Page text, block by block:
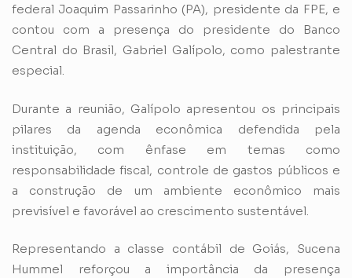
federal Joaquim Passarinho (PA), presidente da FPE, e
contou com a presença do presidente do Banco
Central do Brasil, Gabriel Galípolo, como palestrante
especial.
Durante a reunião, Galípolo apresentou os principais
pilares da agenda econômica defendida pela
instituição, com ênfase em temas como
responsabilidade fiscal, controle de gastos públicos e
a construção de um ambiente econômico mais
previsível e favorável ao crescimento sustentável.
Representando a classe contábil de Goiás, Sucena
Hummel reforçou a importância da presença